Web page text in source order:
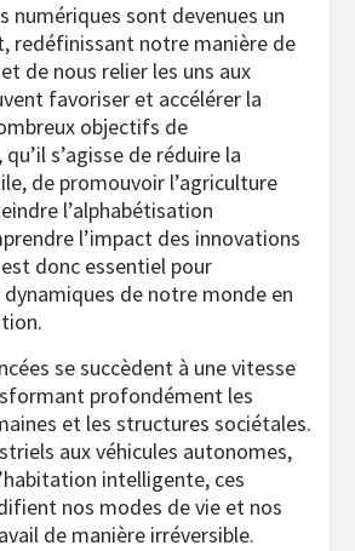
numériques sont devenues un
redéfinissant notre manière de
de nous relier les uns aux
favoriser et accélérer la
objectifs de
s’agisse de réduire la
de promouvoir l’agriculture
l’alphabétisation
l’impact des innovations
donc essentiel pour
dynamiques de notre monde en
se succèdent à une vitesse
profondément les
et les structures sociétales.
aux véhicules autonomes,
intelligente, ces
nos modes de vie et nos
de manière irréversible.